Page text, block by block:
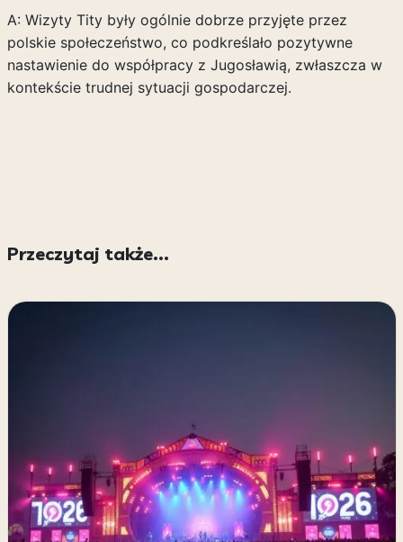
A: Wizyty Tity były ogólnie dobrze przyjęte przez
polskie społeczeństwo, co podkreślało pozytywne
nastawienie do współpracy z Jugosławią, zwłaszcza w
kontekście trudnej sytuacji gospodarczej.
Przeczytaj także...